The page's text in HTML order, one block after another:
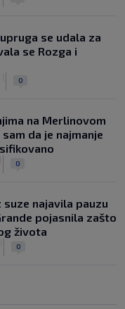
se udala za
se Rozga i
0
na Merlinovom
da je najmanje
0
najavila pauzu
pojasnila zašto
života
0